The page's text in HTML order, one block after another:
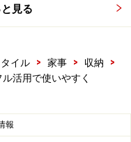
なる
を入るだけ重ねて収納
たら重ねてしまって
見る
イル > 家事 > 収納
>
活用で使いやすく
報